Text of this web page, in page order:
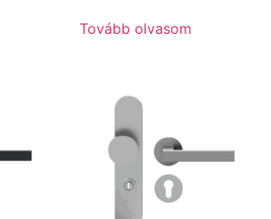
Tovább olvasom